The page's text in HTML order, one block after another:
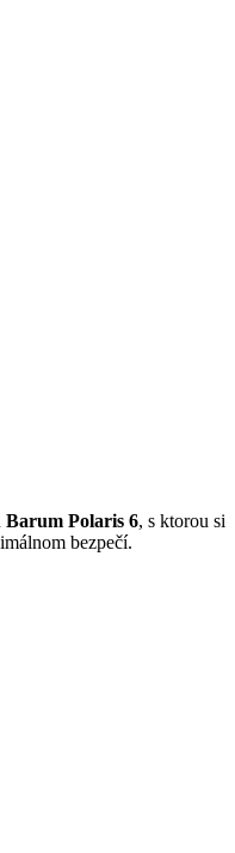
Barum Polaris 6, s ktorou si
bezpečí.